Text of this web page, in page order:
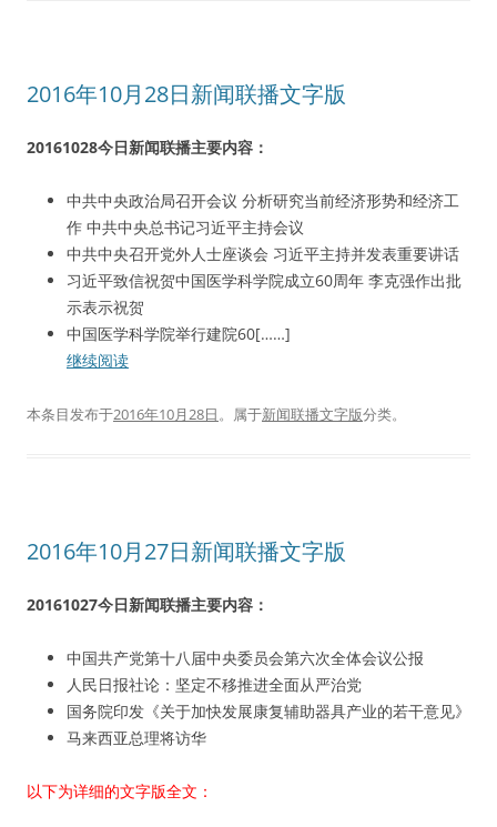
2016年10月28日新闻联播文字版
20161028今日新闻联播主要内容：
中共中央政治局召开会议 分析研究当前经济形势和经济工
作 中共中央总书记习近平主持会议
中共中央召开党外人士座谈会 习近平主持并发表重要讲话
习近平致信祝贺中国医学科学院成立60周年 李克强作出批
示表示祝贺
中国医学科学院举行建院60[……]
继续阅读
本条目发布于2016年10月28日。属于新闻联播文字版分类。
2016年10月27日新闻联播文字版
20161027今日新闻联播主要内容：
中国共产党第十八届中央委员会第六次全体会议公报
人民日报社论：坚定不移推进全面从严治党
国务院印发《关于加快发展康复辅助器具产业的若干意见》
马来西亚总理将访华
以下为详细的文字版全文：